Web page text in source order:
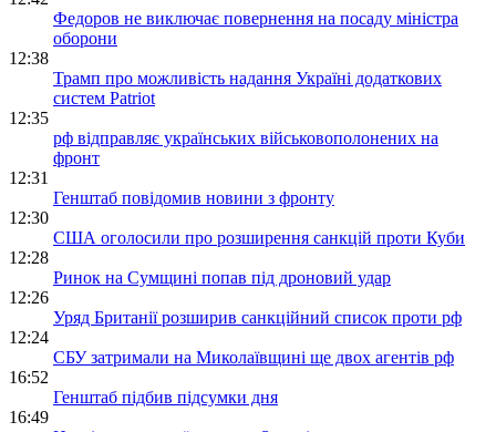
Федоров не виключає повернення на посаду міністра
оборони
12:38
Трамп про можливість надання Україні додаткових
систем Patriot
12:35
рф відправляє українських військовополонених на
фронт
12:31
Генштаб повідомив новини з фронту
12:30
США оголосили про розширення санкцій проти Куби
12:28
Ринок на Сумщині попав під дроновий удар
12:26
Уряд Британії розширив санкційний список проти рф
12:24
СБУ затримали на Миколаївщині ще двох агентів рф
16:52
Генштаб підбив підсумки дня
16:49